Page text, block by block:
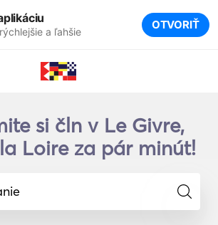
a ľahšie OTVORIŤ
si čln v Le Givre,
Loire za pár minút!